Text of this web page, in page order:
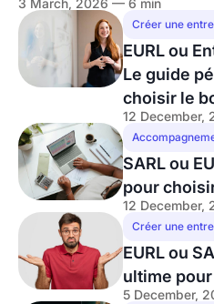
3 March, 2026 — 6 min
Créer une
EURL ou
Le guide
choisir le
12 December,
SARL ou
pour
12 December,
Créer une
EURL ou
ultime
5 December,